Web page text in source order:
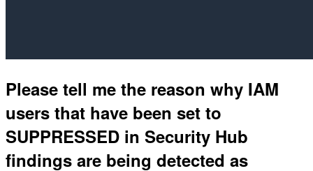
Please tell me the reason why IAM
users that have been set to
SUPPRESSED in Security Hub
findings are being detected as